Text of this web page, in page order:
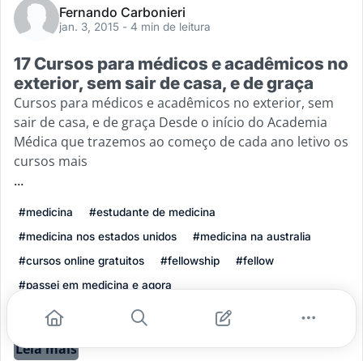
Fernando Carbonieri
jan. 3, 2015 - 4 min de leitura
17 Cursos para médicos e acadêmicos no
exterior, sem sair de casa, e de graça
Cursos para médicos e acadêmicos no exterior, sem
sair de casa, e de graça Desde o início do Academia
Médica que trazemos ao começo de cada ano letivo os
cursos mais
...
#medicina
#estudante de medicina
#medicina nos estados unidos
#medicina na australia
#cursos online gratuitos
#fellowship
#fellow
#passei em medicina e agora
#estudar medicina no exterior
#cursos para médicos
Leia mais